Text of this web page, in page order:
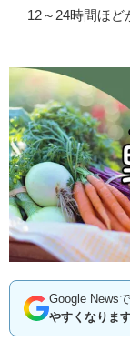
12～24時間ほど
Google News
やすくなりま